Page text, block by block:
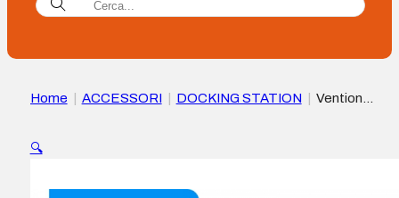
Home ACCESSORI DOCKING STATION
Vention
Alluminio …
🔍